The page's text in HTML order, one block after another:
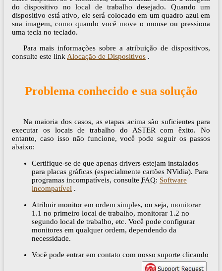
do dispositivo no local de trabalho desejado. Quando um
dispositivo está ativo, ele será colocado em um quadro azul em
sua imagem, como quando você move o mouse ou pressiona
uma tecla no teclado.
Para mais informações sobre a atribuição de dispositivos,
consulte este link Alocação de Dispositivos .
Problema conhecido e sua solução
Na maioria dos casos, as etapas acima são suficientes para
executar os locais de trabalho do ASTER com êxito. No
entanto, caso isso não funcione, você pode seguir os passos
abaixo:
Certifique-se de que apenas drivers estejam instalados
para placas gráficas (especialmente cartões NVidia). Para
programas incompatíveis, consulte FAQ: Software
incompatível .
Atribuir monitor em ordem simples, ou seja, monitorar
1.1 no primeiro local de trabalho, monitorar 1.2 no
segundo local de trabalho, etc. Você pode configurar
monitores em qualquer ordem, dependendo da
necessidade.
Você pode entrar em contato com nosso suporte clicando